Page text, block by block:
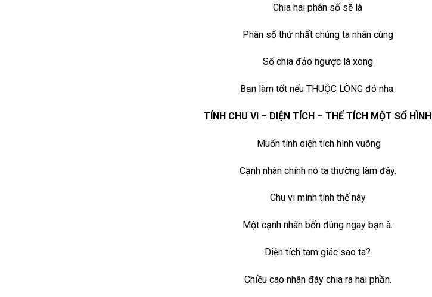
Chia hai phân số sẽ là
Phân số thứ nhất chúng ta nhân cùng
Số chia đảo ngược là xong
Bạn làm tốt nếu THUỘC LÒNG đó nha.
TÍNH CHU VI – DIỆN TÍCH – THỂ TÍCH MỘT SỐ HÌNH
Muốn tính diện tích hình vuông
Cạnh nhân chính nó ta thường làm đây.
Chu vi mình tính thế này
Một cạnh nhân bốn đúng ngay bạn à.
Diện tích tam giác sao ta?
Chiều cao nhân đáy chia ra hai phần.